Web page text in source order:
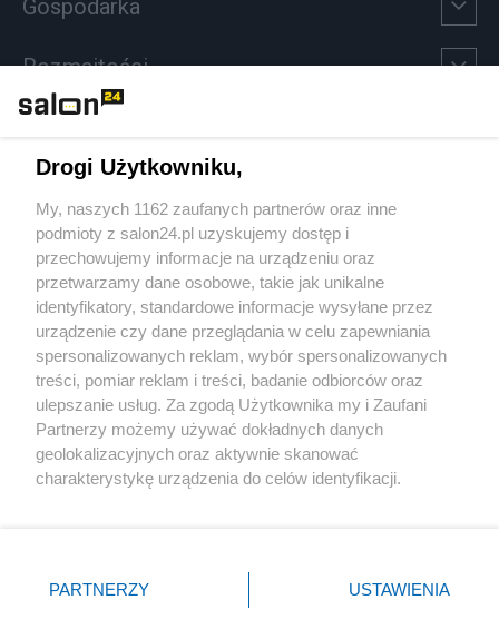
Gospodarka
Rozmaitości
Sport
Społeczeństwo
Kultura
X Facebook Instagram Youtube
Drogi Użytkowniku,
My, naszych 1162 zaufanych partnerów oraz inne
podmioty z salon24.pl uzyskujemy dostęp i
przechowujemy informacje na urządzeniu oraz
przetwarzamy dane osobowe, takie jak unikalne
identyfikatory, standardowe informacje wysyłane przez
urządzenie czy dane przeglądania w celu zapewniania
spersonalizowanych reklam, wybór spersonalizowanych
treści, pomiar reklam i treści, badanie odbiorców oraz
ulepszanie usług. Za zgodą Użytkownika my i Zaufani
Partnerzy możemy używać dokładnych danych
geolokalizacyjnych oraz aktywnie skanować
charakterystykę urządzenia do celów identyfikacji.
zmienić/wycofać klikając przycisk ustawień prywatności
znajdujący się w lewym dolnym rogu strony
PARTNERZY USTAWIENIA